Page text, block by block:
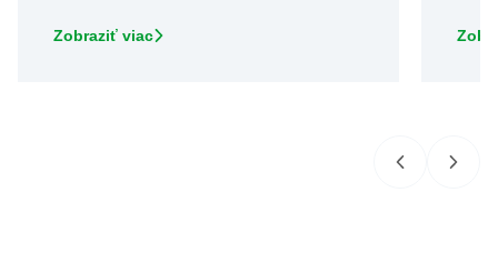
Zobraziť viac